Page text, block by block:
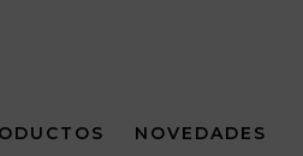
NOVEDADES